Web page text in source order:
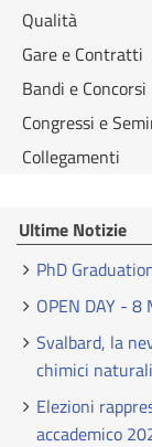
Qualità
Gare e Contratti
Bandi e Concorsi
Congressi e
Collegamenti
Ultime Notizie
PhD
OPEN DAY -
Svalbard, la
chimici naturali
Elezioni
accademico